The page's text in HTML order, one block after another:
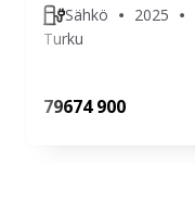
Sähkö 2025
Turku
79674 900